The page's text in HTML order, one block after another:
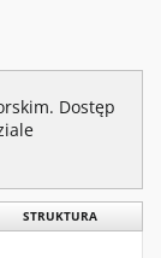
Dostęp
STRUKTURA